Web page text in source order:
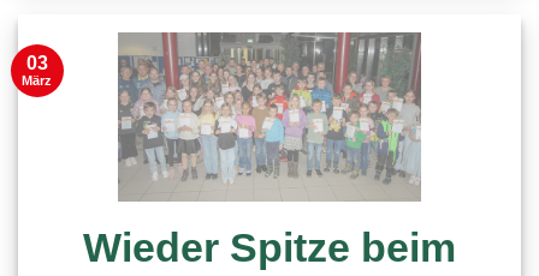
Wieder Spitze beim
03
März